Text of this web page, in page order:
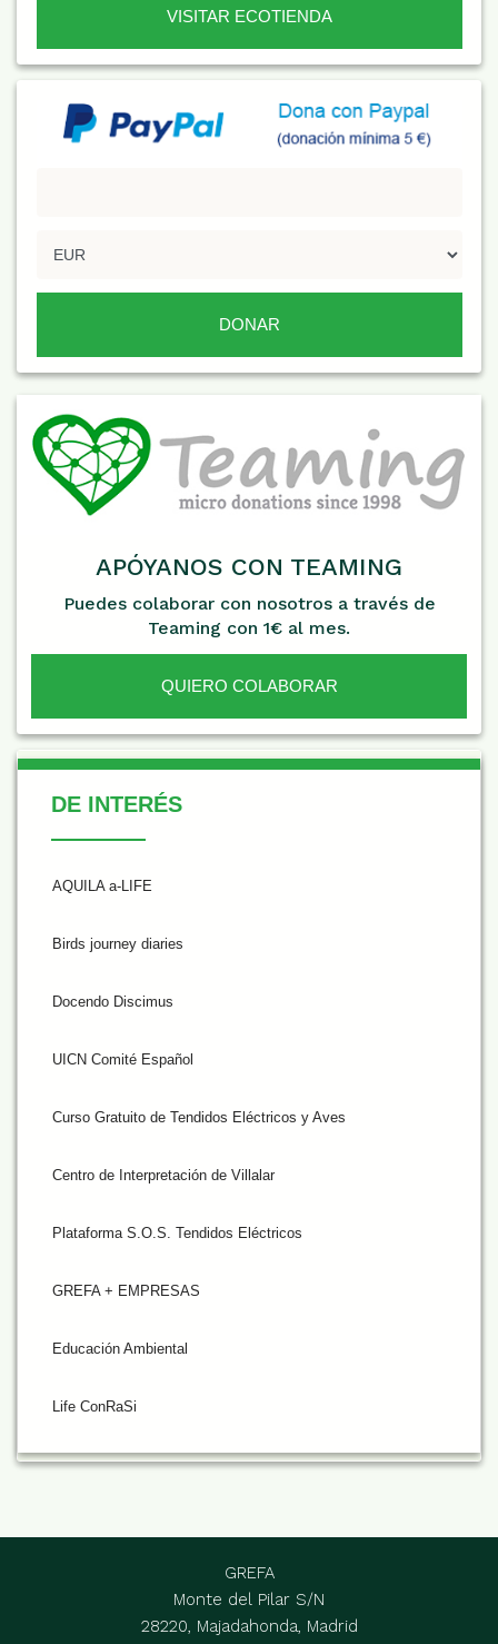
VISITAR ECOTIENDA
APÓYANOS CON TEAMING
Puedes colaborar con nosotros a través de
Teaming con 1€ al mes.
QUIERO COLABORAR
De Interés
DE INTERÉS
AQUILA a-LIFE
Birds journey diaries
Docendo Discimus
UICN Comité Español
Curso Gratuito de Tendidos Eléctricos y Aves
Centro de Interpretación de Villalar
Plataforma S.O.S. Tendidos Eléctricos
GREFA + EMPRESAS
Educación Ambiental
Life ConRaSi
GREFA
Monte del Pilar S/N
28220, Majadahonda, Madrid